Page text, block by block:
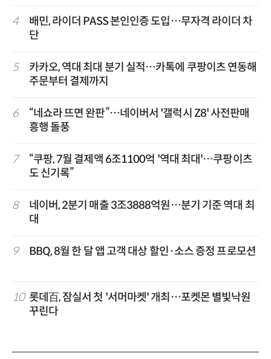
4
배민, 라이더 PASS 본인인증 도입…무자격 라이더 차
단
5
카카오, 역대 최대 분기 실적…카톡에 쿠팡이츠 연동해
주문부터 결제까지
6
“네쇼라 뜨면 완판”…네이버서 '갤럭시 Z8' 사전판매
흥행 돌풍
7
“쿠팡, 7월 결제액 6조1100억 '역대 최대'…쿠팡이츠
도 신기록”
8
네이버, 2분기 매출 3조3888억원…분기 기준 역대 최
대
9 BBQ, 8월 한 달 앱 고객 대상 할인·소스 증정 프로모션
10 롯데百, 잠실서 첫 '서머마켓' 개최…포켓몬 별빛낙원
꾸린다